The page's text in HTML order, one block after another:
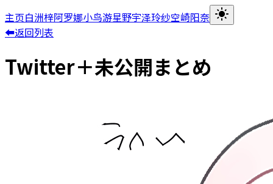
主页白洲梓阿罗娜小鸟游星野宇泽玲纱空崎阳奈
⬅返回列表
Twitter＋未公開まとめ